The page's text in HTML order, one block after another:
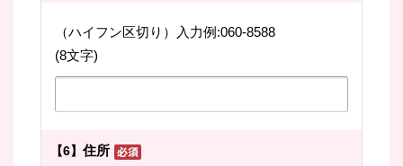
（ハイフン区切り）入力例:060-8588
(8文字)
【6】 住所